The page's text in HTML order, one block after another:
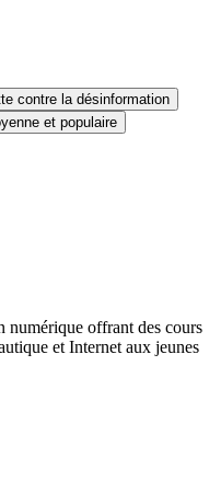
contre la désinformation
et populaire
numérique offrant des cours
et Internet aux jeunes